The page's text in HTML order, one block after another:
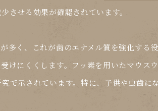
させる効果が確認されています。
多く、これが歯のエナメル質を強化する役
けにくくします。フッ素を用いたマウスウ
で示されています。特に、子供や虫歯にな